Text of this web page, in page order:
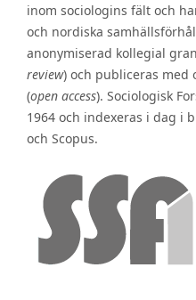
inom sociologins fält och
och nordiska
anonymiserad kollegial
review) och publiceras
(open access). Sociologisk
1964 och indexeras i dag i
och Scopus.